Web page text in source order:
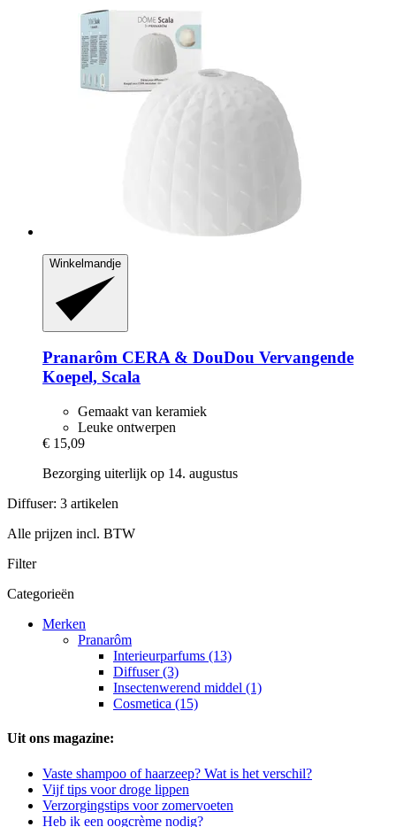
Winkelmandje
Pranarôm CERA & DouDou Vervangende
Koepel, Scala
Gemaakt van keramiek
Leuke ontwerpen
€ 15,09
Bezorging uiterlijk op 14. augustus
Diffuser: 3 artikelen
Alle prijzen incl. BTW
Filter
Categorieën
Merken
Pranarôm
Interieurparfums (13)
Diffuser (3)
Insectenwerend middel (1)
Cosmetica (15)
Uit ons magazine:
Vaste shampoo of haarzeep? Wat is het verschil?
Vijf tips voor droge lippen
Verzorgingstips voor zomervoeten
Heb ik een oogcrème nodig?